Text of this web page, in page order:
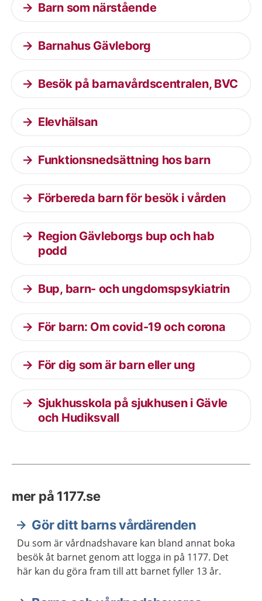
Barn som närstående
Barnahus Gävleborg
Besök på barnavårdscentralen, BVC
Elevhälsan
Funktionsnedsättning hos barn
Förbereda barn för besök i vården
Region Gävleborgs bup och hab
podd
Bup, barn- och ungdomspsykiatrin
För barn: Om covid-19 och corona
För dig som är barn eller ung
Sjukhusskola på sjukhusen i Gävle
och Hudiksvall
mer på 1177.se
Gör ditt barns vårdärenden
Du som är vårdnadshavare kan bland annat boka
besök åt barnet genom att logga in på 1177. Det
här kan du göra fram till att barnet fyller 13 år.